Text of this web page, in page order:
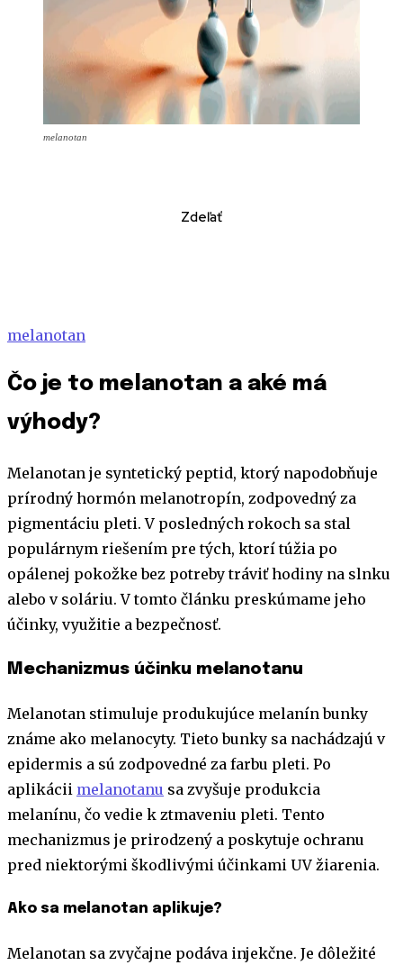
melanotan
Zdeľať
melanotan
Čo je to melanotan a aké má
výhody?
Melanotan je syntetický peptid, ktorý napodobňuje
prírodný hormón melanotropín, zodpovedný za
pigmentáciu pleti. V posledných rokoch sa stal
populárnym riešením pre tých, ktorí túžia po
opálenej pokožke bez potreby tráviť hodiny na slnku
alebo v soláriu. V tomto článku preskúmame jeho
účinky, využitie a bezpečnosť.
Mechanizmus účinku melanotanu
Melanotan stimuluje produkujúce melanín bunky
známe ako melanocyty. Tieto bunky sa nachádzajú v
epidermis a sú zodpovedné za farbu pleti. Po
aplikácii melanotanu sa zvyšuje produkcia
melanínu, čo vedie k ztmaveniu pleti. Tento
mechanizmus je prirodzený a poskytuje ochranu
pred niektorými škodlivými účinkami UV žiarenia.
Ako sa melanotan aplikuje?
Melanotan sa zvyčajne podáva injekčne. Je dôležité